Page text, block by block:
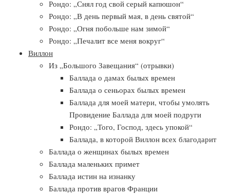
Рондо: „Снял год свой серый капюшон“
Рондо: „В день первый мая, в день святой“
Рондо: „Огня побольше нам зимой“
Рондо: „Печалит все меня вокруг“
Виллон
Из „Большого Завещания“ (отрывки)
Баллада о дамах былых времен
Баллада о сеньорах былых времен
Баллада для моей матери, чтобы умолять
Провидение Баллада для моей подруги
Рондо: „Того, Господ, здесь упокой“
Баллада, в которой Виллон всех благодарит
Баллада о женщинах былых времен
Баллада маленьких примет
Баллада истин на изнанку
Баллада против врагов Франции